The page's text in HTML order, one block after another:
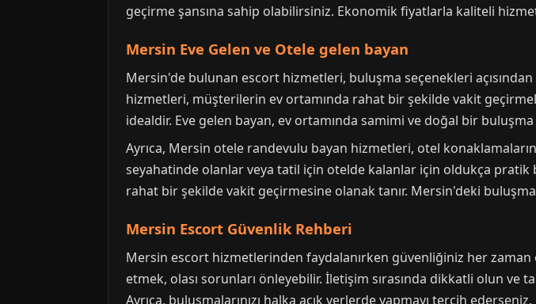
geçirme şansına sahip olabilirsiniz. Ekonomik fiyatlarla kaliteli
Mersin Eve Gelen ve Otele gelen bayan
Mersin'de bulunan escort hizmetleri, buluşma seçenekleri
hizmetleri, müşterilerin ev ortamında rahat bir şekilde vakit
idealdir. Eve gelen bayan, ev ortamında samimi ve doğal bir
Ayrıca, Mersin otele randevulu bayan hizmetleri, otel
seyahatinde olanlar veya tatil için otelde kalanlar için oldukça
rahat bir şekilde vakit geçirmesine olanak tanır. Mersin'deki
Mersin Escort Güvenlik Rehberi
Mersin escort hizmetlerinden faydalanırken güvenliğiniz her
etmek, olası sorunları önleyebilir. İletişim sırasında dikkatli olun ve
Ayrıca, buluşmalarınızı halka açık yerlerde yapmayı tercih